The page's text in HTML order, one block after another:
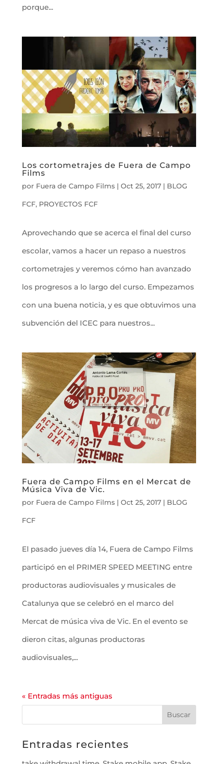
porque...
Los cortometrajes de Fuera de Campo
Films
por Fuera de Campo Films| Oct 25, 2017| BLOG
FCF, PROYECTOS FCF
Aprovechando que se acerca el final del curso
escolar, vamos a hacer un repaso a nuestros
cortometrajes y veremos cómo han avanzado
los progresos a lo largo del curso. Empezamos
con una buena noticia, y es que obtuvimos una
subvención del ICEC para nuestros...
Fuera de Campo Films en el Mercat de
Música Viva de Vic.
por Fuera de Campo Films| Oct 25, 2017| BLOG
FCF
El pasado jueves día 14, Fuera de Campo Films
participó en el PRIMER SPEED MEETING entre
productoras audiovisuales y musicales de
Catalunya que se celebró en el marco del
Mercat de música viva de Vic. En el evento se
dieron citas, algunas productoras
audiovisuales,...
« Entradas más antiguas
Entradas recientes